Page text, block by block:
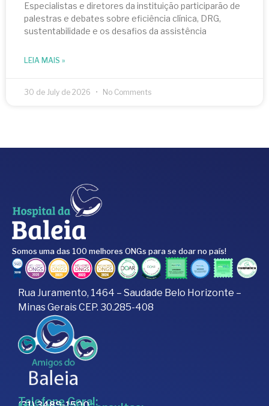
Especialistas e diretores da instituição participarão de
palestras e debates sobre eficiência clínica, DRG,
sustentabilidade e os desafios da assistência
LEIA MAIS »
30 de July de 2026 No Comments
Somos uma das 100 melhores ONGs para se doar no país!
Rua Juramento, 1464 – Saudade Belo Horizonte –
Minas Gerais CEP. 30.285-408
Telefone Geral: